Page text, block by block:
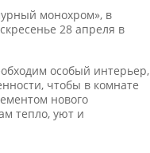
монохром», в
28 апреля в
особый интерьер,
чтобы в комнате
нового
тепло, уют и